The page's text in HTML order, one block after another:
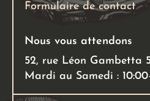
du
Formulaire de contact
Nous vous attendons
52, rue Léon Gambetta
Mardi au Samedi :